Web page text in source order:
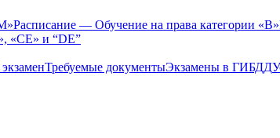
Расписание — Обучение на права категории «B»
«CE» и “DЕ”
Требуемые документыЭкзамены в ГИБДД